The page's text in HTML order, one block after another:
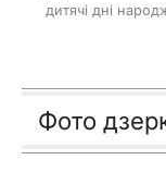
дитячі дні
Фото